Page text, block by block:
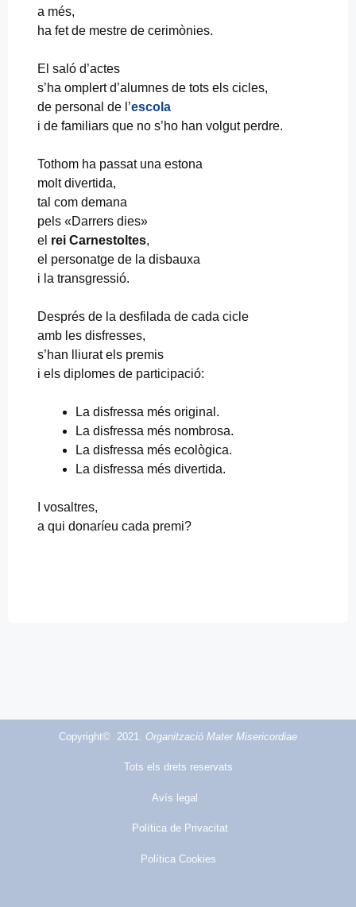
a més,
ha fet de mestre de cerimònies.
El saló d’actes
s’ha omplert d’alumnes de tots els cicles,
de personal de l’escola
i de familiars que no s’ho han volgut perdre.
Tothom ha passat una estona
molt divertida,
tal com demana
pels «Darrers dies»
el rei Carnestoltes,
el personatge de la disbauxa
i la transgressió.
Després de la desfilada de cada cicle
amb les disfresses,
s’han lliurat els premis
i els diplomes de participació:
La disfressa més original.
La disfressa més nombrosa.
La disfressa més ecològica.
La disfressa més divertida.
I vosaltres,
a qui donaríeu cada premi?
Copyright© 2021. Organització Mater Misericordiae
Tots els drets reservats
Avís legal
Política de Privacitat
Política Cookies